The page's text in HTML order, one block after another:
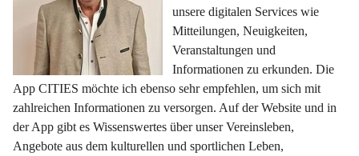
unsere digitalen Services wie
Mitteilungen, Neuigkeiten,
Veranstaltungen und
Informationen zu erkunden. Die
App CITIES möchte ich ebenso sehr empfehlen, um sich mit
zahlreichen Informationen zu versorgen. Auf der Website und in
der App gibt es Wissenswertes über unser Vereinsleben,
Angebote aus dem kulturellen und sportlichen Leben,